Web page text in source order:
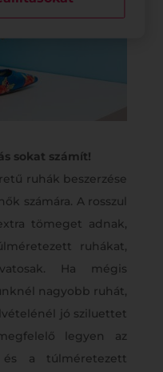
sokat számít!
ruhák beszerzése
számára. A rosszul
tömeget adnak,
ruhákat,
Ha mégis
nagyobb ruhát,
jó sziluettet
legyen az
a túlméretezett